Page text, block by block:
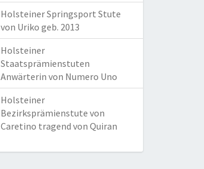
Holsteiner Springsport Stute
von Uriko geb. 2013
Holsteiner
Staatsprämienstuten
Anwärterin von Numero Uno
Holsteiner
Bezirksprämienstute von
Caretino tragend von Quiran